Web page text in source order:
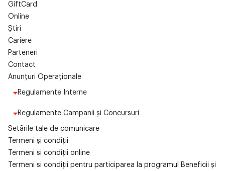
GiftCard
Online
Știri
Cariere
Parteneri
Contact
Anunțuri Operaționale
Regulamente Interne
Regulamente Campanii și Concursuri
Setările tale de comunicare
Termeni și condiții
Termeni si condiții online
Termeni si condiții pentru participarea la programul Beneficii și